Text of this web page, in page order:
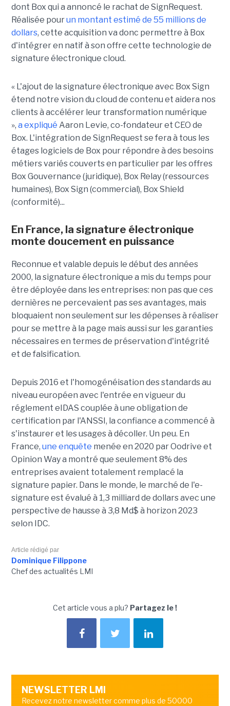
dont Box qui a annoncé le rachat de SignRequest.
Réalisée pourun montant estimé de 55 millions de
dollars, cette acquisition va donc permettre à Box
d'intégrer en natif à son offre cette technologie de
signature électronique cloud.
« L'ajout de la signature électronique avec Box Sign
étend notre vision du cloud de contenu et aidera nos
clients à accélérer leur transformation numérique
», a expliqué Aaron Levie, co-fondateur et CEO de
Box. L'intégration de SignRequest se fera à tous les
étages logiciels de Box pour répondre à des besoins
métiers variés couverts en particulier par les offres
Box Gouvernance (juridique), Box Relay (ressources
humaines), Box Sign (commercial), Box Shield
(conformité)...
En France, la signature électronique
monte doucement en puissance
Reconnue et valable depuis le début des années
2000, la signature électronique a mis du temps pour
être déployée dans les entreprises: non pas que ces
dernières ne percevaient pas ses avantages, mais
bloquaient non seulement sur les dépenses à réaliser
pour se mettre à la page mais aussi sur les garanties
nécessaires en termes de préservation d'intégrité
et de falsification.
Depuis 2016 et l'homogénéisation des standards au
niveau européen avec l'entrée en vigueur du
réglement eIDAS couplée à une obligation de
certification par l'ANSSI, la confiance a commencé à
s'instaurer et les usages à décoller. Un peu. En
France, une enquête menée en 2020 par Oodrive et
Opinion Way a montré que seulement 8% des
entreprises avaient totalement remplacé la
signature papier. Dans le monde, le marché de l'e-
signature est évalué à 1,3 milliard de dollars avec une
perspective de hausse à 3,8 Md$ à horizon 2023
selon IDC.
Article rédigé par
Dominique Filippone
Chef des actualités LMI
Cet article vous a plu? Partagez le !
NEWSLETTER LMI
Recevez notre newsletter comme plus de 50000